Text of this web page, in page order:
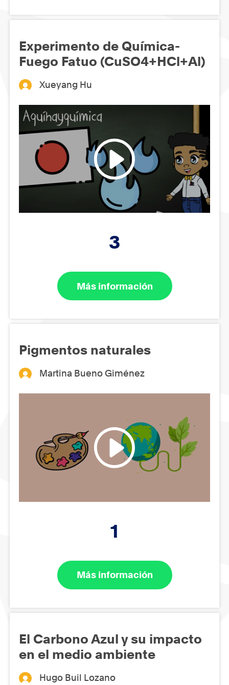
Experimento de Química-
Fuego Fatuo (CuSO4+HCl+Al)
Xueyang Hu
3
Más información
Pigmentos naturales
Martina Bueno Giménez
1
Más información
El Carbono Azul y su impacto
en el medio ambiente
Hugo Buil Lozano